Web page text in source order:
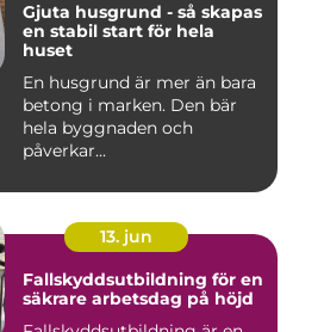
Gjuta husgrund - så skapas
en stabil start för hela
huset
En husgrund är mer än bara
betong i marken. Den bär
hela byggnaden och
påverkar...
13. jun
Fallskyddsutbildning för en
säkrare arbetsdag på höjd